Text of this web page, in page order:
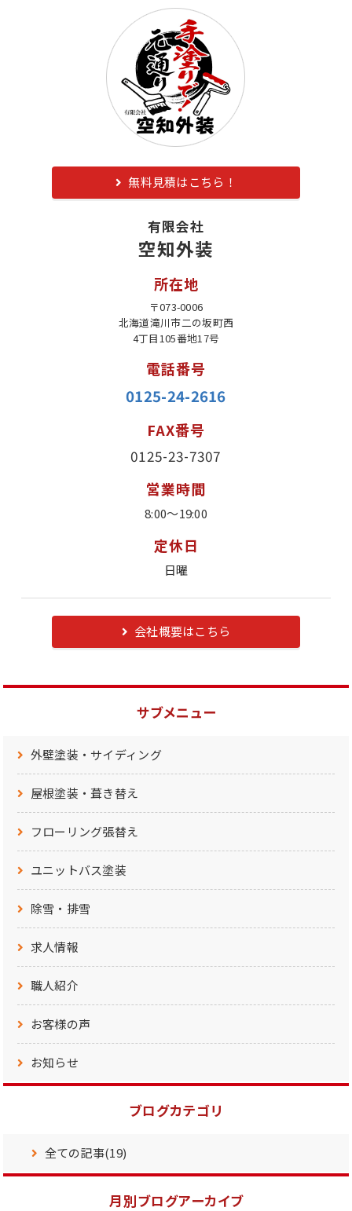
無料見積はこちら！
有限会社
空知外装
所在地
〒073-0006
北海道滝川市二の坂町西
4丁目105番地17号
電話番号
0125-24-2616
FAX番号
0125-23-7307
営業時間
8:00～19:00
定休日
日曜
会社概要はこちら
サブメニュー
外壁塗装・サイディング
屋根塗装・葺き替え
フローリング張替え
ユニットバス塗装
除雪・排雪
求人情報
職人紹介
お客様の声
お知らせ
ブログカテゴリ
全ての記事(19)
月別ブログアーカイブ